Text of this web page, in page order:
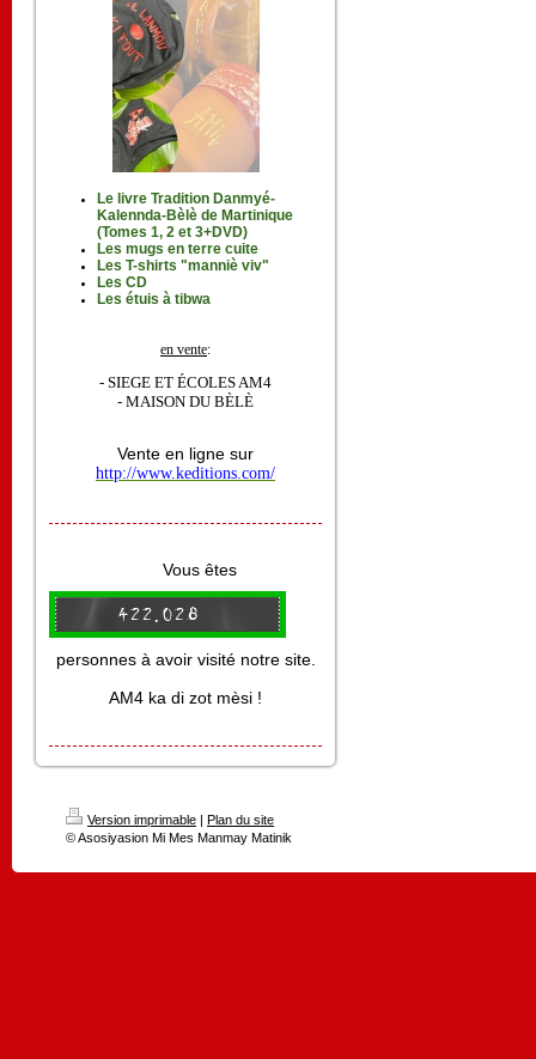
Le livre Tradition Danmyé-
Kalennda-Bèlè de Martinique
(Tomes 1, 2 et 3+DVD)
Les mugs en terre cuite
Les T-shirts "manniè viv"
Les CD
Les étuis à tibwa
en vente:
- SIEGE ET ÉCOLES AM4
- MAISON DU BÈLÈ
Vente en ligne sur
http://www.keditions.com/
Vous êtes
personnes à avoir visité notre site.
AM4 ka di zot mèsi !
Version imprimable | Plan du site
© Asosiyasion Mi Mes Manmay Matinik